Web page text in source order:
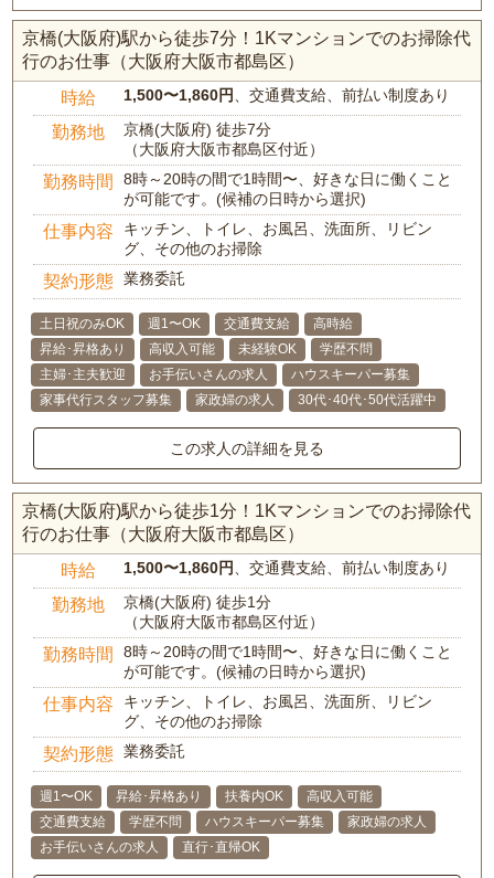
京橋(大阪府)駅から徒歩7分！1Kマンションでのお掃除代
行のお仕事（大阪府大阪市都島区）
時給 1,500〜1,860円 、交通費支給、前払い制度あり
勤務地
京橋(大阪府) 徒歩7分
（大阪府大阪市都島区付近）
勤務時間
8時～20時の間で1時間〜、好きな日に働くこと
が可能です。(候補の日時から選択)
仕事内容
キッチン、トイレ、お風呂、洗面所、リビン
グ、その他のお掃除
契約形態 業務委託
土日祝のみOK 週1〜OK 交通費支給
高時給
昇給･昇格あり
高収入可能 未経験OK
学歴不問
主婦･主夫歓迎
お手伝いさんの求人
ハウスキーパー募集
家事代行スタッフ募集
家政婦の求人 30代･40代･50代活躍中
この求人の詳細を見る
京橋(大阪府)駅から徒歩1分！1Kマンションでのお掃除代
行のお仕事（大阪府大阪市都島区）
時給 1,500〜1,860円 、交通費支給、前払い制度あり
勤務地
京橋(大阪府) 徒歩1分
（大阪府大阪市都島区付近）
勤務時間
8時～20時の間で1時間〜、好きな日に働くこと
が可能です。(候補の日時から選択)
仕事内容
キッチン、トイレ、お風呂、洗面所、リビン
グ、その他のお掃除
契約形態 業務委託
週1〜OK 昇給･昇格あり 扶養内OK
高収入可能
交通費支給
学歴不問 ハウスキーパー募集
家政婦の求人
お手伝いさんの求人
直行･直帰OK